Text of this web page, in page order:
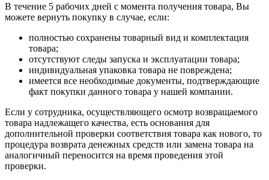
В течение 5 рабочих дней с момента получения товара, Вы
можете вернуть покупку в случае, если:
полностью сохранены товарный вид и комплектация
товара;
отсутствуют следы запуска и эксплуатации товара;
индивидуальная упаковка товара не повреждена;
имеется все необходимые документы, подтверждающие
факт покупки данного товара у нашей компании.
Если у сотрудника, осуществляющего осмотр возвращаемого
товара надлежащего качества, есть основания для
дополнительной проверки соответствия товара как нового, то
процедура возврата денежных средств или замена товара на
аналогичный переносится на время проведения этой
проверки.